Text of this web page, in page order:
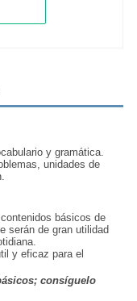
y gramática.
unidades de
básicos de
serán de gran utilidad
y eficaz para el
consíguelo